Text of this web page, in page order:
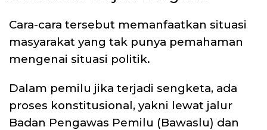
Cara-cara tersebut memanfaatkan situasi
masyarakat yang tak punya pemahaman
mengenai situasi politik.
Dalam pemilu jika terjadi sengketa, ada
proses konstitusional, yakni lewat jalur
Badan Pengawas Pemilu (Bawaslu) dan